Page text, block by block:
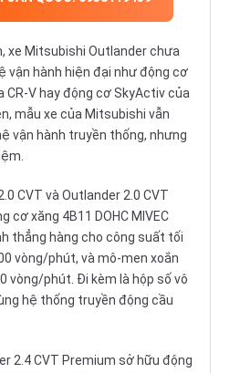
xe Mitsubishi Outlander chưa
vận hành hiện đại như động cơ
CR-V hay động cơ SkyActiv của
mẫu xe của Mitsubishi vẫn
vận hành truyền thống, nhưng
CVT và Outlander 2.0 CVT
cơ xăng 4B11 DOHC MIVEC
thẳng hàng cho công suất tối
vòng/phút, và mô-men xoắn
vòng/phút. Đi kèm là hộp số vô
hệ thống truyền động cầu
2.4 CVT Premium sở hữu động